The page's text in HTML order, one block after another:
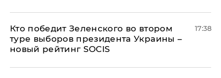
Кто победит Зеленского во втором
туре выборов президента Украины –
новый рейтинг SOCIS
17:38